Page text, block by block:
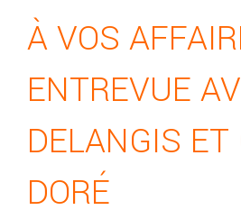
À VOS
ENTREVUE
DELANGIS ET
DORÉ